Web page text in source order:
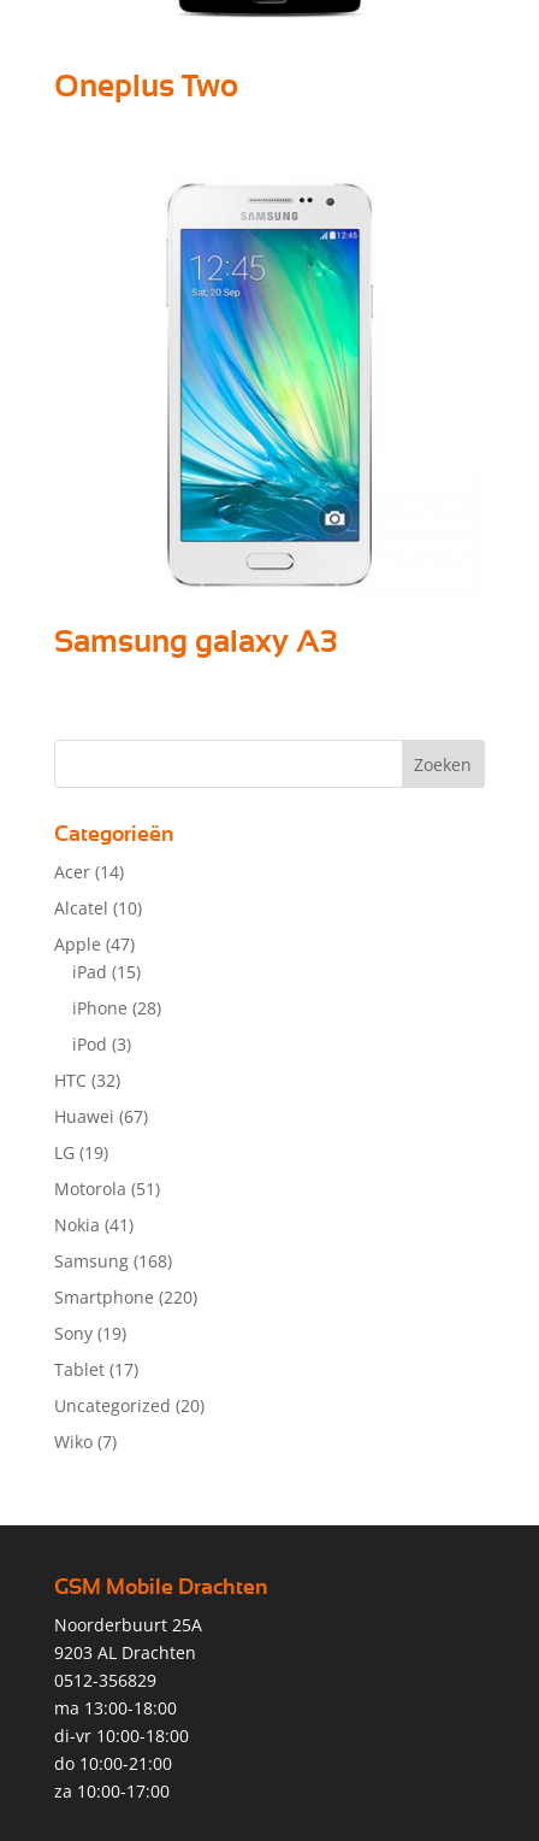
Oneplus Two
Samsung galaxy A3
Categorieën
Acer (14)
Alcatel (10)
Apple (47)
iPad (15)
iPhone (28)
iPod (3)
HTC (32)
Huawei (67)
LG (19)
Motorola (51)
Nokia (41)
Samsung (168)
Smartphone (220)
Sony (19)
Tablet (17)
Uncategorized (20)
Wiko (7)
GSM Mobile Drachten
Noorderbuurt 25A
9203 AL Drachten
0512-356829
ma 13:00-18:00
di-vr 10:00-18:00
do 10:00-21:00
za 10:00-17:00